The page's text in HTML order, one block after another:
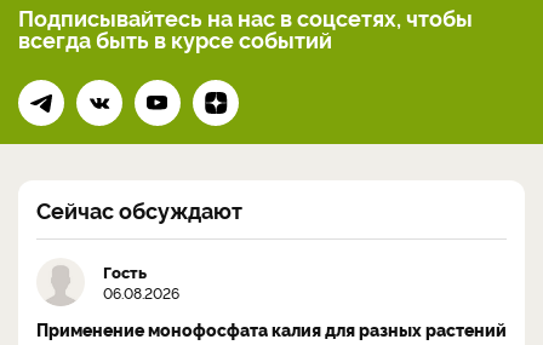
Подписывайтесь на нас в соцсетях, чтобы
всегдабыть в курсе событий
Сейчас обсуждают
Гость
06.08.2026
Применение монофосфата калия для разных растений